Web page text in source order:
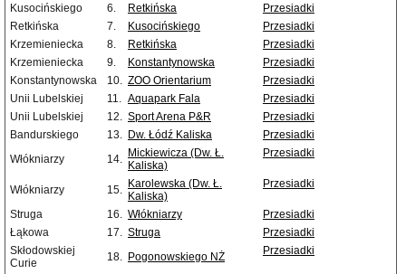
Kusocińskiego
6. Retkińska
Przesiadki
Retkińska
7. Kusocińskiego
Przesiadki
Krzemieniecka
8. Retkińska
Przesiadki
Krzemieniecka
9. Konstantynowska
Przesiadki
Konstantynowska
10. ZOO Orientarium
Przesiadki
Unii Lubelskiej
11. Aquapark Fala
Przesiadki
Unii Lubelskiej
12. Sport Arena P&R
Przesiadki
Bandurskiego
13. Dw. Łódź Kaliska
Przesiadki
Włókniarzy
14. Mickiewicza (Dw. Ł.
Kaliska)
Przesiadki
Włókniarzy 15. Karolewska (Dw. Ł.
Kaliska)
Przesiadki
Struga 16. Włókniarzy
Przesiadki
Łąkowa
17. Struga
Przesiadki
Skłodowskiej
Curie
18. Pogonowskiego NŻ Przesiadki